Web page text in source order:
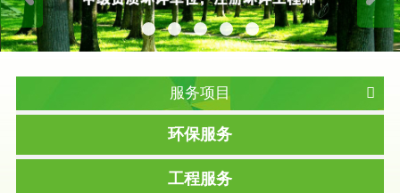
服务项目
环保服务
工程服务